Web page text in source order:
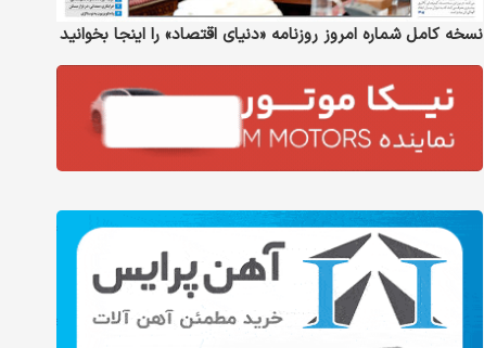
نسخه کامل شماره امروز روزنامه «دنیای‌ اقتصاد» را اینجا بخوانید